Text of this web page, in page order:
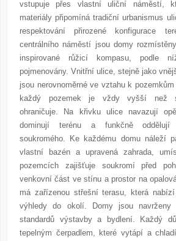
vstupuje přes vlastní uliční náměstí,
materiály připomíná tradiční urbanismus
respektování přirozené konfigurace
centrálního náměstí jsou domy
inspirované růžicí kompasu, podle
pojmenovány. Vnitřní ulice, stejně jako
jsou nerovnoměrné ve vztahu k
každý pozemek je vždy vyšší než
ohraničuje. Na křivku ulice navazují
dominují terénu a funkčně oddělují
soukromého. Ke každému domu náleží
vlastní bazén a upravená zahrada,
pozemcích zajišťuje soukromí před
venkovní část ve stínu a prostor na
má zařízenou střešní terasu, která
výhledy do okolí. Domy jsou navrženy
standardů výstavby a bydlení. Každý
tepelným čerpadlem, které vytápí a